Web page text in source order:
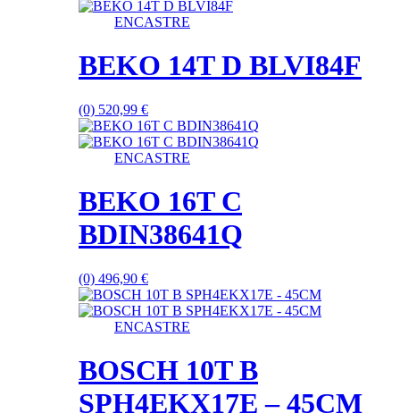
ENCASTRE
BEKO 14T D BLVI84F
(0) 520,99 €
ENCASTRE
BEKO 16T C
BDIN38641Q
(0) 496,90 €
ENCASTRE
BOSCH 10T B
SPH4EKX17E – 45CM